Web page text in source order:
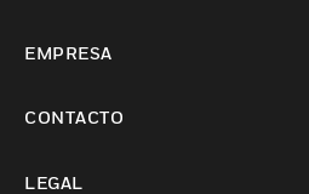
EMPRESA
CONTACTO
LEGAL